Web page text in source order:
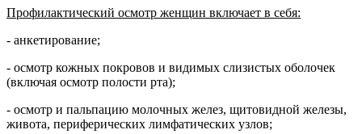
Профилактический осмотр женщин включает в себя:
- анкетирование;
- осмотр кожных покровов и видимых слизистых оболочек
(включая осмотр полости рта);
- осмотр и пальпацию молочных желез, щитовидной железы,
живота, периферических лимфатических узлов;